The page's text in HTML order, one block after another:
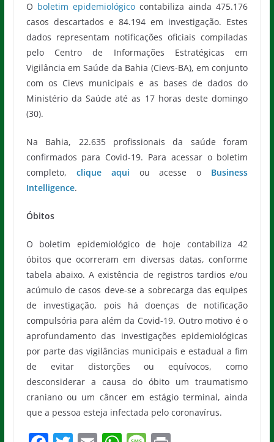
O boletim epidemiológicocontabiliza ainda 475.176
casos descartados e 84.194 em investigação. Estes
dados representam notificações oficiais compiladas
pelo Centro de Informações Estratégicas em
Vigilância em Saúde da Bahia (Cievs-BA), em conjunto
com os Cievs municipais e as bases de dados do
Ministério da Saúde até as 17 horas deste domingo
(30).
Na Bahia, 22.635 profissionais da saúde foram
confirmados para Covid-19. Para acessar o boletim
completo, clique aqui ou acesse o Business
Intelligence.
Óbitos
O boletim epidemiológico de hoje contabiliza 42
óbitos que ocorreram em diversas datas, conforme
tabela abaixo. A existência de registros tardios e/ou
acúmulo de casos deve-se a sobrecarga das equipes
de investigação, pois há doenças de notificação
compulsória para além da Covid-19. Outro motivo é o
aprofundamento das investigações epidemiológicas
por parte das vigilâncias municipais e estadual a fim
de evitar distorções ou equívocos, como
desconsiderar a causa do óbito um traumatismo
craniano ou um câncer em estágio terminal, ainda
que a pessoa esteja infectada pelo coronavírus.